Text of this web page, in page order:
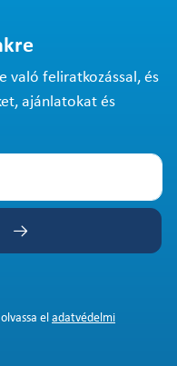
való feliratkozással, és
ajánlatokat és
el adatvédelmi